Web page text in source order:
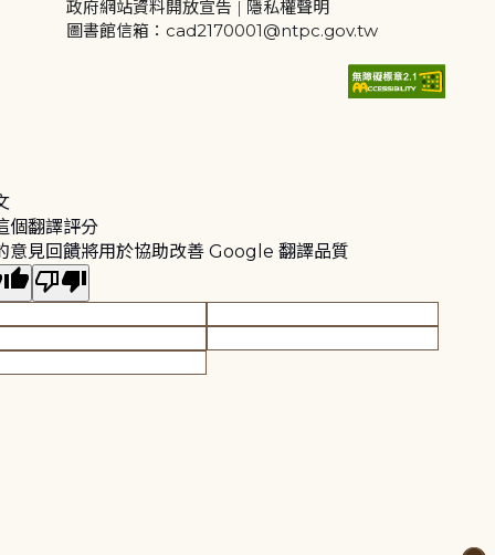
政府網站資料開放宣告 | 隱私權聲明
圖書館信箱：cad2170001@ntpc.gov.tw
個翻譯評分
意見回饋將用於協助改善 Google 翻譯品質